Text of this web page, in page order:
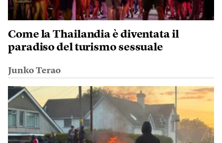
Come la Thailandia è diventata il
paradiso del turismo sessuale
Junko Terao